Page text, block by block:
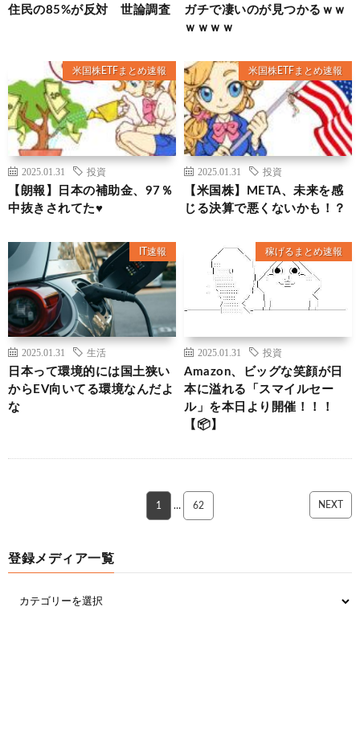
住民の85%が反対 世論調査
ガチで凄いのが見つかるｗｗ
ｗｗｗｗ
米国株ETFまとめ速報
2025.01.31 投資
【朗報】日本の補助金、97％
中抜きされてた♥
米国株ETFまとめ速報
2025.01.31 投資
【米国株】META、未来を感
じる決算で悪くないかも！？
IT速報
2025.01.31 生活
日本って環境的には国土狭い
からEV向いてる環境なんだよ
な
稼げるまとめ速報
2025.01.31 投資
Amazon、ビッグな笑顔が日
本に溢れる「スマイルセー
ル」を本日より開催！！！
【📦】
1 … 62 NEXT
登録メディア一覧